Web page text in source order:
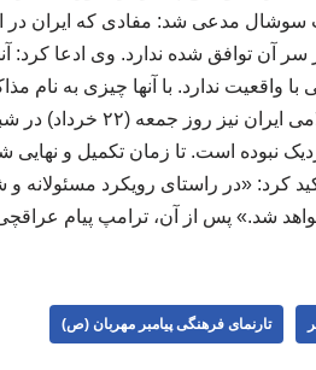
مدعی شد: مفادی که ایران در
آن توافق شده ندارد. وی ادعا کرد:
با واقعیت ندارد. با آنها چیزی به
خارجه جمهوری
نبوده است. تا زمان تکمیل و نهایی
کرد: «در راستای رویکرد
شد.» پس از آن، ترامپ پیام
تارنمای فرهنگی پیامبر مهربان (ص)